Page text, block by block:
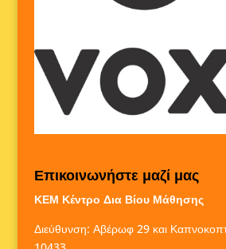
Επικοινωνήστε μαζί μας
ΚΕΜ Κέντρο Δια Βίου Μάθησης
Διεύθυνση: Αβέρωφ 29 και